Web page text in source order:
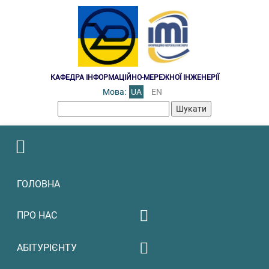
КАФЕДРА ІНФОРМАЦІЙНО-МЕРЕЖНОЇ ІНЖЕНЕРІЇ
Мова: UA
EN
ГОЛОВНА
ПРО НАС
Щорічнe оцінювання/
АБІТУРІЄНТУ